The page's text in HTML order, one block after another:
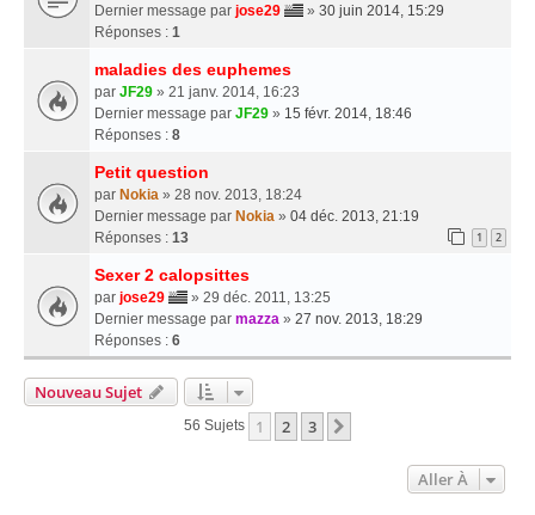
Dernier message par jose29 » 30 juin 2014, 15:29
Réponses : 1
maladies des euphemes
par JF29 » 21 janv. 2014, 16:23
Dernier message par JF29 » 15 févr. 2014, 18:46
Réponses : 8
Petit question
par Nokia » 28 nov. 2013, 18:24
Dernier message par Nokia » 04 déc. 2013, 21:19
Réponses : 13 1 2
Sexer 2 calopsittes
par jose29
» 29 déc. 2011, 13:25
Dernier message par mazza » 27 nov. 2013, 18:29
Réponses : 6
Nouveau Sujet
56 Sujets 1 2 3
Aller À